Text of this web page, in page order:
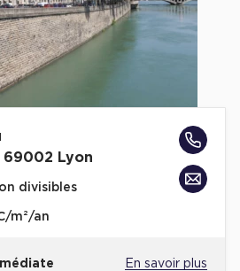
69002 Lyon
divisibles
m²/an
En savoir plus